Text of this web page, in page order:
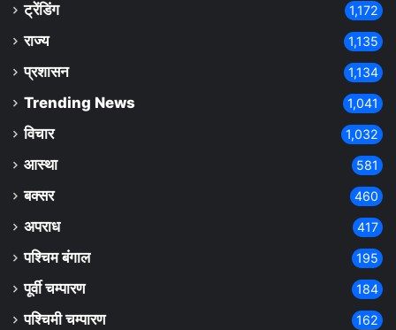
ट्रेंडिंग 1,172
राज्य 1,135
प्रशासन 1,134
Trending News 1,041
विचार 1,032
आस्था 581
बक्सर 460
अपराध 417
पश्चिम बंगाल 195
पूर्वी चम्पारण 184
पश्चिमी चम्पारण 162